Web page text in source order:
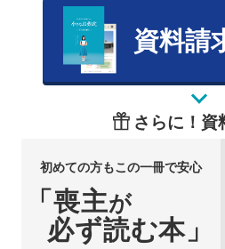
資料請
さらに！資
初めての方もこの一冊で安心
「喪主が
必ず読む本」